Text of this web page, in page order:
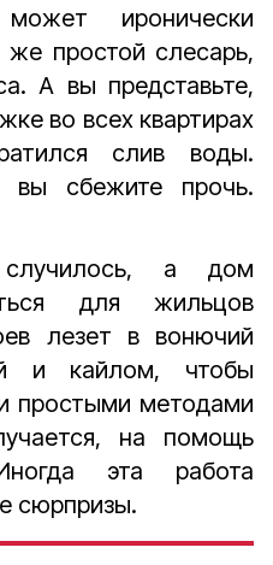
иронически
простой слесарь,
А вы представьте,
во всех квартирах
слив воды.
вы сбежите прочь.
а дом
для жильцов
лезет в вонючий
и кайлом, чтобы
простыми методами
на помощь
эта работа
сюрпризы.